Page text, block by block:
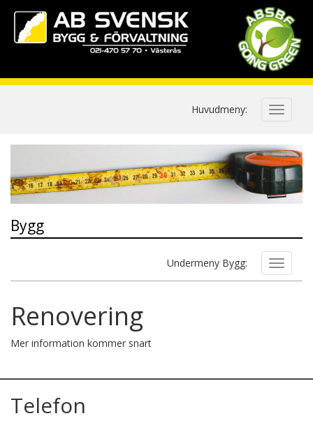
Huvudmeny:
Bygg
Undermeny Bygg:
Renovering
Mer information kommer snart
Telefon